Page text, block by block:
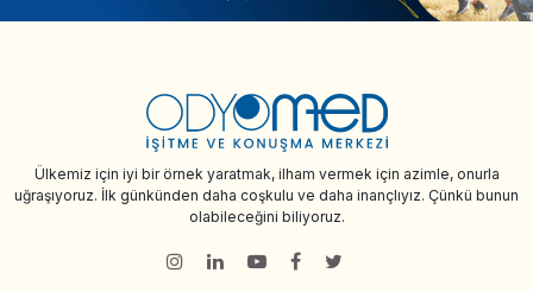
Ülkemiz için iyi bir örnek yaratmak, ilham vermek için azimle, onurla
uğraşıyoruz. İlk günkünden daha coşkulu ve daha inançlıyız. Çünkü bunun
olabileceğini biliyoruz.